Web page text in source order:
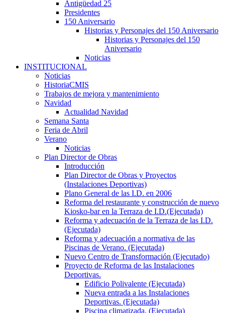
Antigüedad 25
Presidentes
150 Aniversario
Historias y Personajes del 150 Aniversario
Historias y Personajes del 150
Aniversario
Noticias
INSTITUCIONAL
Noticias
HistoriaCMIS
Trabajos de mejora y mantenimiento
Navidad
Actualidad Navidad
Semana Santa
Feria de Abril
Verano
Noticias
Plan Director de Obras
Introducción
Plan Director de Obras y Proyectos
(Instalaciones Deportivas)
Plano General de las I.D. en 2006
Reforma del restaurante y construcción de nuevo
Kiosko-bar en la Terraza de I.D.(Ejecutada)
Reforma y adecuación de la Terraza de las I.D.
(Ejecutada)
Reforma y adecuación a normativa de las
Piscinas de Verano. (Ejecutada)
Nuevo Centro de Transformación (Ejecutado)
Proyecto de Reforma de las Instalaciones
Deportivas.
Edificio Polivalente (Ejecutada)
Nueva entrada a las Instalaciones
Deportivas. (Ejecutada)
Piscina climatizada. (Ejecutada)